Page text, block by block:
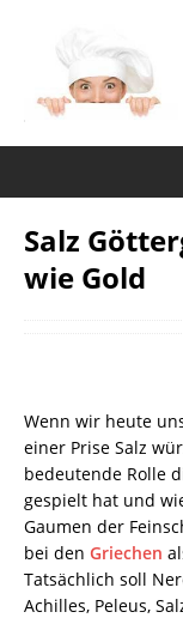
Salz
wie Gold
Wenn wir heute
einer Prise Salz
bedeutende Rolle
gespielt hat und
Gaumen der
bei den Griechen
Tatsächlich soll
Achilles, Peleus,